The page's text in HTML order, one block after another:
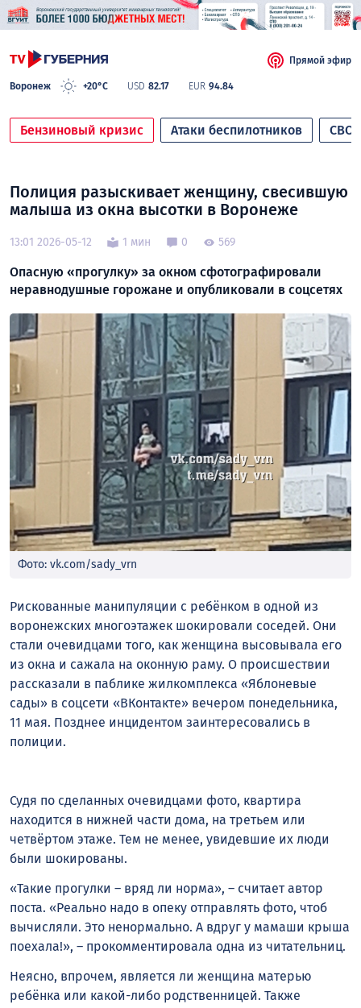
Воронеж +20°C USD 82.17 EUR 94.84
Прямой эфир
Бензиновый кризис Атаки беспилотников СВО
Полиция разыскивает женщину, свесившую
малыша из окна высотки в Воронеже
13:01 2026-05-12 1 мин 0 569
Опасную «прогулку» за окном сфотографировали
неравнодушные горожане и опубликовали в соцсетях
Фото: vk.com/sady_vrn
Рискованные манипуляции с ребёнком в одной из
воронежских многоэтажек шокировали соседей. Они
стали очевидцами того, как женщина высовывала его
из окна и сажала на оконную раму. О происшествии
рассказали в паблике жилкомплекса «Яблоневые
сады» в соцсети «ВКонтакте» вечером понедельника,
11 мая. Позднее инцидентом заинтересовались в
полиции.
Судя по сделанных очевидцами фото, квартира
находится в нижней части дома, на третьем или
четвёртом этаже. Тем не менее, увидевшие их люди
были шокированы.
«Такие прогулки – вряд ли норма», – считает автор
поста. «Реально надо в опеку отправлять фото, чтоб
вычисляли. Это ненормально. А вдруг у мамаши крыша
поехала!», – прокомментировала одна из читательниц.
Неясно, впрочем, является ли женщина матерью
ребёнка или какой-либо родственницей. Также